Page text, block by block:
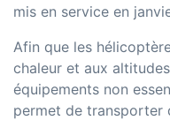
mis en service en
Afin que les
chaleur et aux
équipements non
permet de transporter